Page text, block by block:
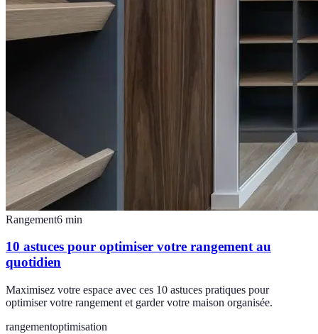
Rangement6 min
10 astuces pour optimiser votre rangement au
quotidien
Maximisez votre espace avec ces 10 astuces pratiques pour
optimiser votre rangement et garder votre maison organisée.
rangementoptimisation